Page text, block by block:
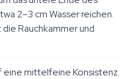
2–3 cm Wasser reichen.
Rauchkammer und
eine mittelfeine Konsistenz.